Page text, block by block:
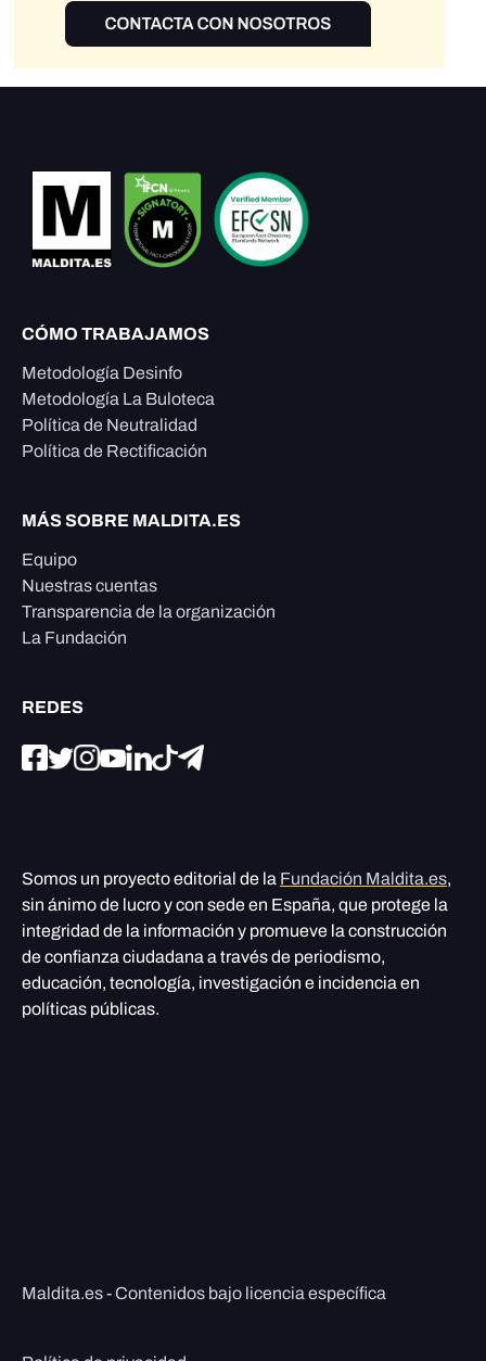
CÓMO TRABAJAMOS
Metodología Desinfo
Metodología La Buloteca
Política de Neutralidad
Política de Rectificación
MÁS SOBRE MALDITA.ES
Equipo
Nuestras cuentas
Transparencia de la organización
La Fundación
REDES
Somos un proyecto editorial de la Fundación Maldita.es,
sin ánimo de lucro y con sede en España, que protege la
integridad de la información y promueve la construcción
de confianza ciudadana a través de periodismo,
educación, tecnología, investigación e incidencia en
políticas públicas.
Maldita.es - Contenidos bajo licencia específica